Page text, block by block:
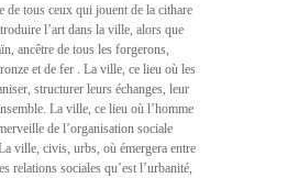
de tous ceux qui jouent de la cithare
l’art dans la ville, alors que
ancêtre de tous les forgerons, 
et de fer . La ville, ce lieu où les
structurer leurs échanges, leur
La ville, ce lieu où l’homme
de l’organisation sociale
ville, civis, urbs, où émergera entre
relations sociales qu’est l’urbanité,